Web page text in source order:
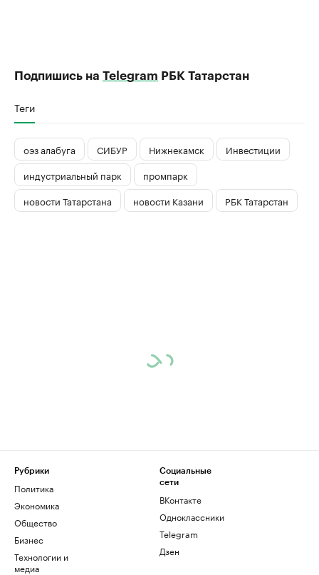
Подпишись на Telegram РБК Татарстан
Теги
оэз алабуга СИБУР Нижнекамск
Инвестиции
индустриальный парк
промпарк
новости Татарстана
новости Казани РБК Татарстан
Рубрики
Политика
Экономика
Общество
Бизнес
Технологии и
медиа
Социальные
сети
ВКонтакте
Одноклассники
Telegram
Дзен